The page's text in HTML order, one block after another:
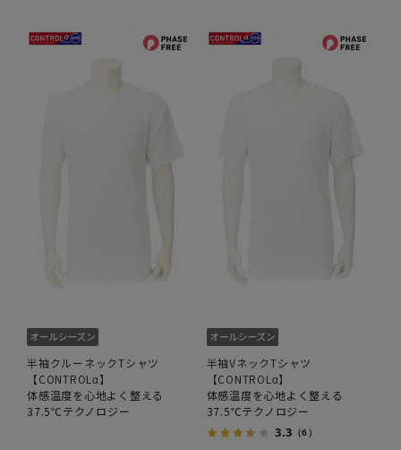
半袖クルーネックTシャツ
【CONTROLα】
体感温度を心地よく整える
37.5℃テクノロジー
半袖VネックTシャツ
【CONTROLα】
体感温度を心地よく整える
37.5℃テクノロジー
3.3 （6）